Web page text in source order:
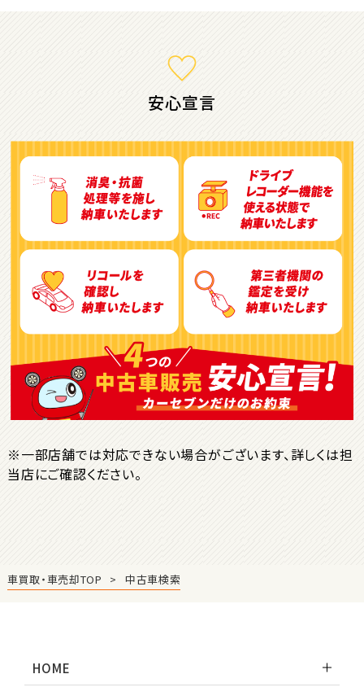
2
アルファード
位
トヨタ
ヴォクシー
ＳＵＶ・クロカン
1位
トヨタ
ヤリスクロス
安心宣言
※一部店舗では対応できない場合がございます、詳しくは担
当店にご確認ください。
車買取・車売却TOP 中古車検索
HOME